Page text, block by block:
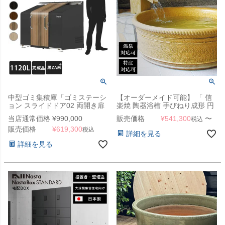
中型ゴミ集積庫「ゴミステーシ
ョン スライドドア02 両開き扉
1120L 黒ZAM」 ※法人宛配送
限定 （SN）
当店通常価格 ¥990,000
販売価格
¥619,300税込
詳細を見る
【オーダーメイド可能】 「 信
楽焼 陶器浴槽 手びねり成形 円
形 直径90cm～直径120cm 」
【受注生産】
販売価格 ¥541,300税込 〜
詳細を見る